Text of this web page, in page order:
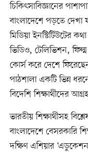
চিকিৎসাবিজ্ঞানের
বাংলাদেশে পড়তে দেখা
মিডিয়া ইনস্টিটিউটের
ভিডিও, টেলিভিশন,
কোর্স করে দেশে
পাঠশালা একটি ভিন্ন
বিদেশি শিক্ষার্থীদের
ভারতীয় শিক্ষার্থীসহ
বাংলাদেশে বেসরকারি
দক্ষিণ এশিয়ার